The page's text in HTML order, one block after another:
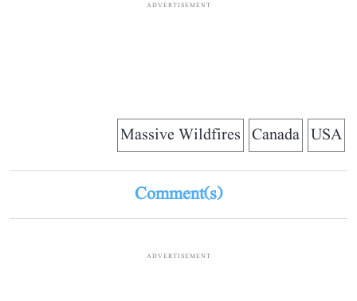
ADVERTISEMENT
USA
Canada
Massive Wildfires
Comment(s)
ADVERTISEMENT